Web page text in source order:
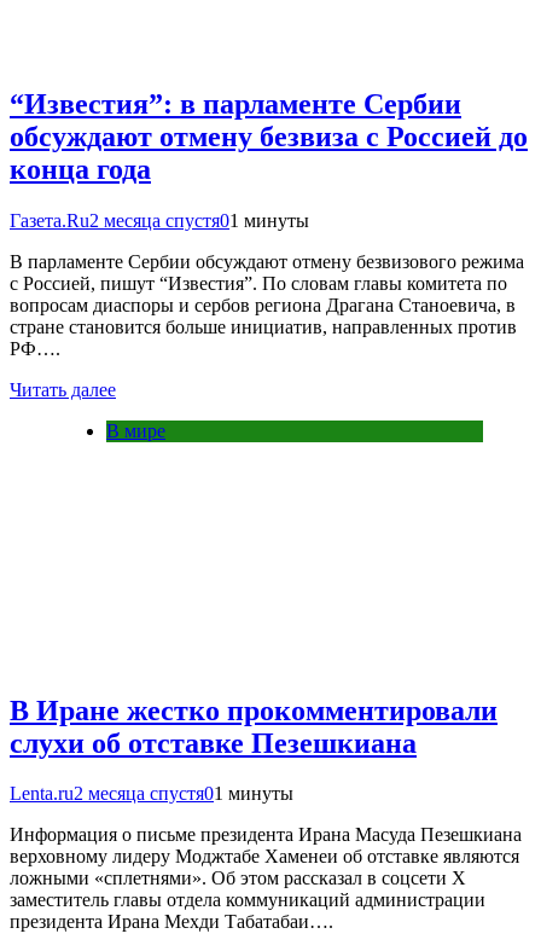
“Известия”: в парламенте Сербии
обсуждают отмену безвиза с Россией до
конца года
Газета.Ru2 месяца спустя01 минуты
В парламенте Сербии обсуждают отмену безвизового режима
с Россией, пишут “Известия”. По словам главы комитета по
вопросам диаспоры и сербов региона Драгана Станоевича, в
стране становится больше инициатив, направленных против
РФ….
Читать далее
В мире
В Иране жестко прокомментировали
слухи об отставке Пезешкиана
Lenta.ru2 месяца спустя01 минуты
Информация о письме президента Ирана Масуда Пезешкиана
верховному лидеру Моджтабе Хаменеи об отставке являются
ложными «сплетнями». Об этом рассказал в соцсети Х
заместитель главы отдела коммуникаций администрации
президента Ирана Мехди Табатабаи….